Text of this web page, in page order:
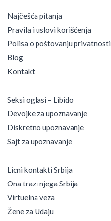
l
i
n
i
h
o
l
s
a
u
S
b
i
j
i
Najčešća pitanja
Pravila i uslovi korišćenja
Polisa o poštovanju privatnosti
Blog
Kontakt
Seksi oglasi – Libido
Devojke za upoznavanje
Diskretno upoznavanje
Sajt za upoznavanje
Licni kontakti Srbija
Ona trazi njega Srbija
Virtuelna veza
Žene za Udaju